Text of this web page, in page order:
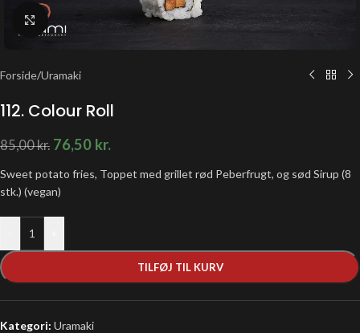
Klik for at forstørre
Forside/Uramaki
112. Colour Roll
85,00kr. 76,50 kr.
Sweet potato fries, Toppet med grillet rød Peberfrugt, og sød Sirup (8
stk.) (vegan)
TILFØJ TIL KURV
Kategori: Uramaki